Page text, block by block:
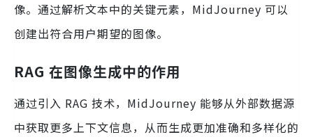
像。通过解析文本中的关键元素，MidJourney 可以
创建出符合用户期望的图像。
RAG 在图像生成中的作用
通过引入 RAG 技术，MidJourney 能够从外部数据源
中获取更多上下文信息，从而生成更加准确和多样化的